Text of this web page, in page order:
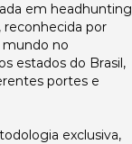
em headhunting
reconhecida por
mundo no
estados do Brasil,
portes e
exclusiva,